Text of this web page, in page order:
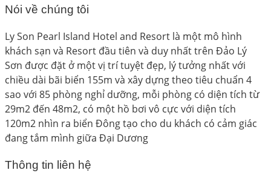
Nói về chúng tôi
Ly Son Pearl Island Hotel and Resort là một mô hình
khách sạn và Resort đầu tiên và duy nhất trên Đảo Lý
Sơn được đặt ở một vị trí tuyệt đẹp, lý tưởng nhất với
chiều dài bãi biển 155m và xây dựng theo tiêu chuẩn 4
sao với 85 phòng nghỉ dưỡng, mỗi phòng có diện tích từ
29m2 đến 48m2, có một hồ bơi vô cực với diện tích
120m2 nhìn ra biển Đông tạo cho du khách có cảm giác
đang tắm mình giữa Đại Dương
Thông tin liên hệ